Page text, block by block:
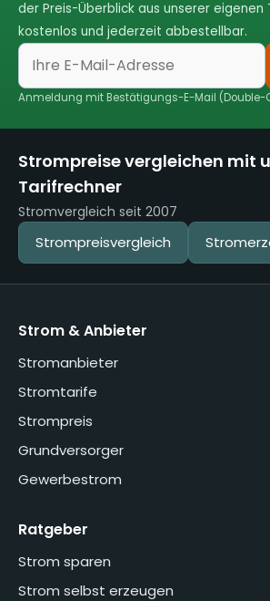
der Preis-Überblick aus unserer eigenen
kostenlos und jederzeit abbestellbar.
Anmeldung mit Bestätigungs-E-Mail (Double-
Strompreise vergleichen mit
Tarifrechner
Stromvergleich seit 2007
Strompreisvergleich
Strom & Anbieter
Stromanbieter
Stromtarife
Strompreis
Grundversorger
Gewerbestrom
Ratgeber
Strom sparen
Strom selbst erzeugen